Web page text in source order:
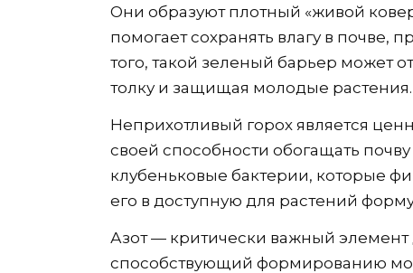
Они образуют плотный «живой
помогает сохранять влагу в
того, такой зеленый барьер может
толку и защищая молодые растения.
Неприхотливый горох является
своей способности обогащать
клубеньковые бактерии, которые
его в доступную для растений
Азот — критически важный элемент
способствующий формированию